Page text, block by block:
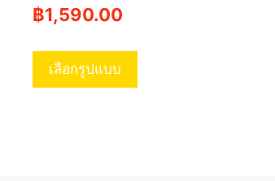
price
฿1,900.00.
฿1,590.00
฿1,590.00.
เลือกรูปแบบ
has